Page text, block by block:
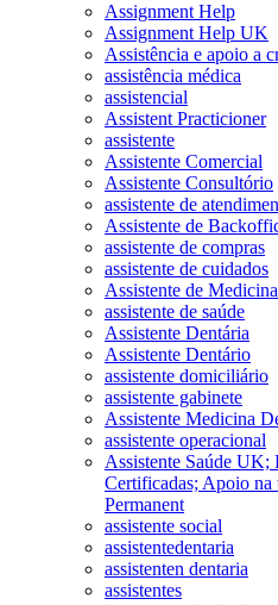
Assignment Help
Assignment Help UK
Assistência e apoio a
assistência médica
assistencial
Assistent Practicioner
assistente
Assistente Comercial
Assistente Consultório
assistente de
Assistente de
assistente de compras
assistente de cuidados
Assistente de
assistente de saúde
Assistente Dentária
Assistente Dentário
assistente domiciliário
assistente gabinete
Assistente Medicina
assistente operacional
Assistente Saúde UK;
Certificadas; Apoio
Permanent
assistente social
assistentedentaria
assistenten dentaria
assistentes